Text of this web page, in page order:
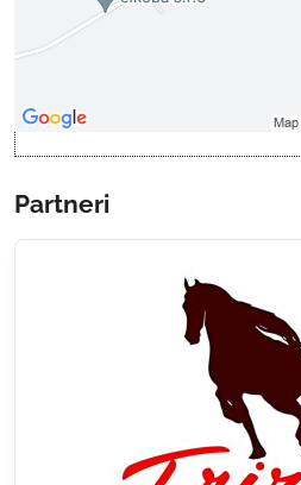
Povoliť a zapamätať - súhlas s
Partneri